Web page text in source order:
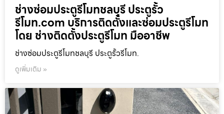
ช่างซ่อมประตูรีโมทชลบุรี ประตูรั้ว
รีโมท.com บริการติดตั้งและซ่อมประตูรีโมท
โดย ช่างติดตั้งประตูรีโมท มืออาชีพ
ช่างซ่อมประตูรีโมทชลบุรี ประตูรั้วรีโมท.
ดูเพิ่มเติม »